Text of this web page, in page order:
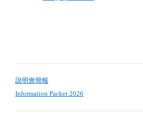
說明會簡報
Information Packet 2026